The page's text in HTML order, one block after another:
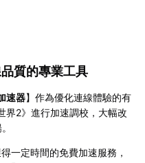
質的專業工具
速器】作為優化連線體驗的有
界2》進行加速調校，大幅改
一定時間的免費加速服務，